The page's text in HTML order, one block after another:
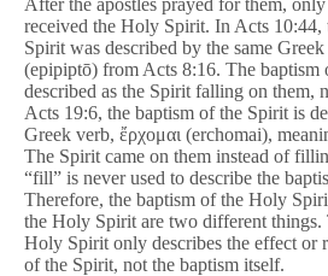
After the apostles prayed for them,
received the Holy Spirit. In Acts 10:44,
Spirit was described by the same Greek
(epipiptō) from Acts 8:16. The baptism
described as the Spirit falling on them,
Acts 19:6, the baptism of the Spirit is
Greek verb, ἔρχομαι (erchomai),
The Spirit came on them instead of
“fill” is never used to describe the
Therefore, the baptism of the Holy
the Holy Spirit are two different
Holy Spirit only describes the effect or
of the Spirit, not the baptism itself.